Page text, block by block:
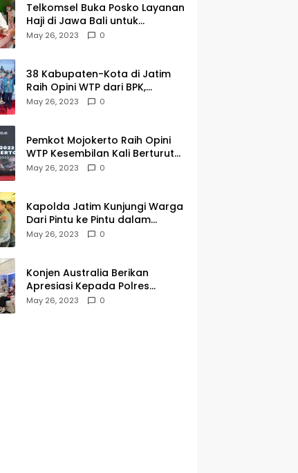
Telkomsel Buka Posko Layanan
Haji di Jawa Bali untuk
Membantu Jemaah dalam
May 26, 2023 0
38 Kabupaten-Kota di Jatim
Raih Opini WTP dari BPK,
Gubernur Khofifah Apresiasi
May 26, 2023 0
Pemkot Mojokerto Raih Opini
WTP Kesembilan Kali Berturut-
turut dari BPK Jawa Timur
May 26, 2023 0
Kapolda Jatim Kunjungi Warga
Dari Pintu ke Pintu dalam
Kegiatan Jumat Curhat dan
May 26, 2023 0
Konjen Australia Berikan
Apresiasi Kepada Polres
Tanjungperak yang Konsisten
May 26, 2023 0